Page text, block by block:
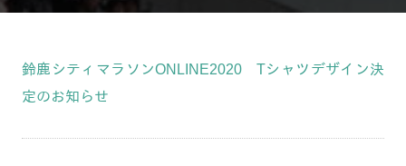
鈴鹿シティマラソンONLINE2020 Tシャツデザイン決
定のお知らせ